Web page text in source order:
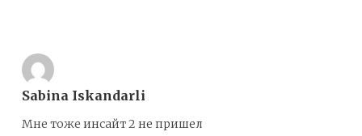
Sabina Iskandarli
Мне тоже инсайт 2 не пришел